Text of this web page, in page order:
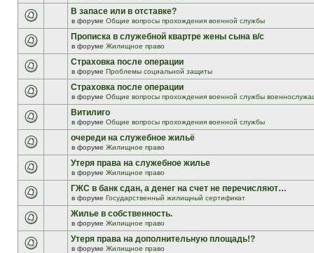
В запасе или в отставке?
в форуме Общие вопросы прохождения военной службы
Прописка в служебной квартре жены сына в/с
в форуме Жилищное право
Страховка после операции
в форуме Проблемы социальной защиты
Страховка после операции
в форуме Общие вопросы прохождения военной службы
Витилиго
в форуме Общие вопросы прохождения военной службы
очереди на служебное жильё
в форуме Жилищное право
Утеря права на служебное жилье
в форуме Жилищное право
ГЖС в банк сдан, а денег на счет не перечисляют…
в форуме Государственный жилищный сертификат
Жилье в собственность.
в форуме Жилищное право
Утеря права на дополнительную площадь!?
в форуме Жилищное право